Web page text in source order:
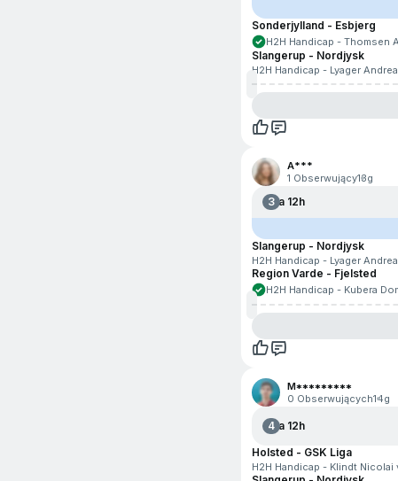
Sonderjylland - Esbjerg
H2H Handicap - Thomsen
Slangerup - Nordjysk
H2H Handicap - Lyager
A***
1 Obserwujący13g
3Za 12h
Slangerup - Nordjysk
H2H Handicap - Lyager
Region Varde - Fjelsted
H2H Handicap - Kubera
M*********
0 Obserwujących14g
4Za 12h
Holsted - GSK Liga
H2H Handicap - Klindt